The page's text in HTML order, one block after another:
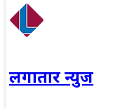
लगातार न्युज